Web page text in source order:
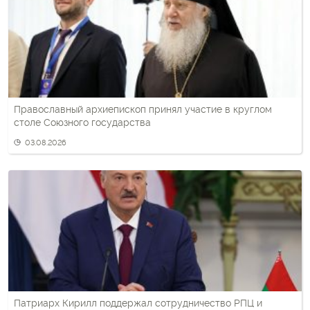
Православный архиепископ принял участие в круглом
столе Союзного государства
03.08.2026
Патриарх Кирилл поддержал сотрудничество РПЦ и